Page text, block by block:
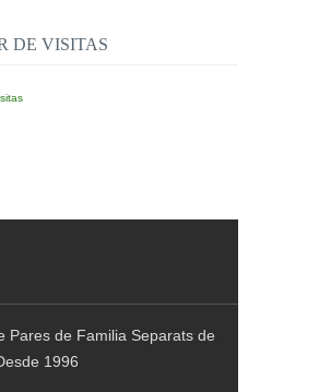
DE VISITAS
Pares de Familia Separats de
1996